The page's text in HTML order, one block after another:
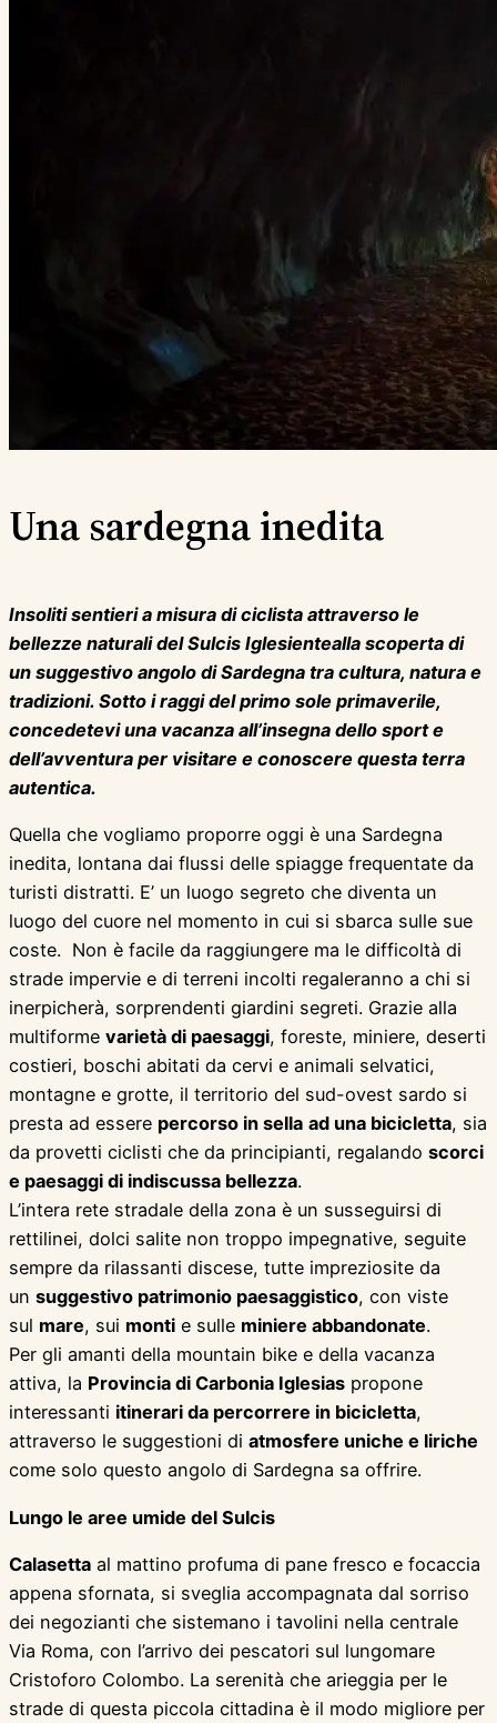
Una sardegna inedita
Insoliti sentieri a misura di ciclista attraverso le
bellezze naturali del Sulcis Iglesientealla scoperta di
un suggestivo angolo di Sardegna tra cultura, natura e
tradizioni. Sotto i raggi del primo sole primaverile,
concedetevi una vacanza all’insegna dello sport e
dell’avventura per visitare e conoscere questa terra
autentica.
Quella che vogliamo proporre oggi è una Sardegna
inedita, lontana dai flussi delle spiagge frequentate da
turisti distratti. E’ un luogo segreto che diventa un
luogo del cuore nel momento in cui si sbarca sulle sue
coste. Non è facile da raggiungere ma le difficoltà di
strade impervie e di terreni incolti regaleranno a chi si
inerpicherà, sorprendenti giardini segreti. Grazie alla
multiforme varietà di paesaggi, foreste, miniere, deserti
costieri, boschi abitati da cervi e animali selvatici,
montagne e grotte, il territorio del sud-ovest sardo si
presta ad essere percorso in sella ad una bicicletta, sia
da provetti ciclisti che da principianti, regalando scorci
e paesaggi di indiscussa bellezza.
L’intera rete stradale della zona è un susseguirsi di
rettilinei, dolci salite non troppo impegnative, seguite
sempre da rilassanti discese, tutte impreziosite da
un suggestivo patrimonio paesaggistico, con viste
sul mare, sui monti e sulle miniere abbandonate.
Per gli amanti della mountain bike e della vacanza
attiva, la Provincia di Carbonia Iglesias propone
interessanti itinerari da percorrere in bicicletta,
attraverso le suggestioni di atmosfere uniche e liriche
come solo questo angolo di Sardegna sa offrire.
Lungo le aree umide del Sulcis
Calasetta al mattino profuma di pane fresco e focaccia
appena sfornata, si sveglia accompagnata dal sorriso
dei negozianti che sistemano i tavolini nella centrale
Via Roma, con l’arrivo dei pescatori sul lungomare
Cristoforo Colombo. La serenità che arieggia per le
strade di questa piccola cittadina è il modo migliore per